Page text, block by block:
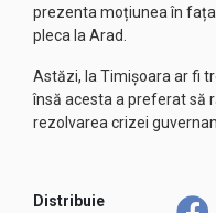
prezenta moțiunea în
pleca la Arad.
Astăzi, la Timișoara ar fi
însă acesta a preferat să
rezolvarea crizei
Distribuie